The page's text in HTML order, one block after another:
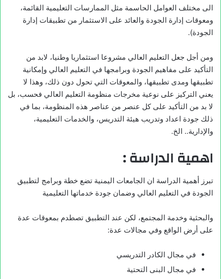
الى مختلف العوامل الحاسمة مثل الممارسات التعليمية القائمة،
ومعوقات إدارة الجودة والعائد على الاستثمار من تطبيقات إدارة
الجودة).
ومن أجل جعل التعليم العالي مشروعا استثماريا وطنيا، لابد من
التأكيد على مفاهيم الجودة وبرامجها في التعليم العالي وإمكانية
تطبيقها ومدى تطبيقها، والمعوقات التي تحول دون ذلك، وهذا لا
يعني التركيز على نوعية مخرجات منظومة التعليم العالي فحسب، بل
لا بد من التأكيد على كل عنصر من عناصر هذه المنظومة، بما في
ذلك جودة اعداد وتدريب هيئة التدريس، والخدمات التعليمية،
والإدارية.. الخ.
اهمية الدراسة :
تبرز أهمية الدراسة ان الجامعات اليمنية تضع خطة وبرامج لتطبيق
الجودة في التعليم العالي وضمان جودة خدماتها التعليمية
والبحثية وخدمة المجتمع، لكن عند التطبيق تصطدم بمعوقات عدة
على أرض الواقع وفي مجالات عدة:
في مجال الكادر التدريسي
في مجال البنى التحتية